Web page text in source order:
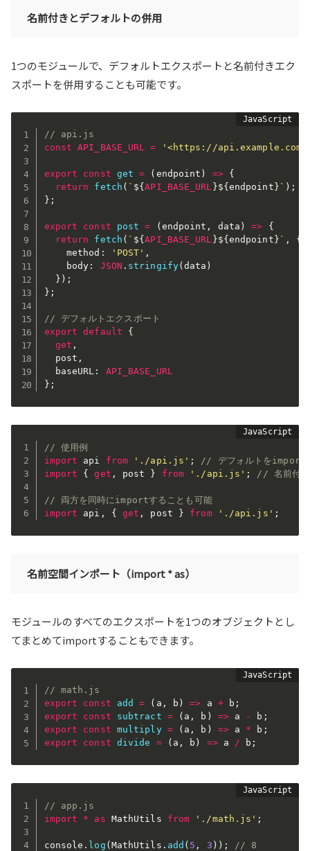
名前付きとデフォルトの併用
1つのモジュールで、デフォルトエクスポートと名前付きエク
スポートを併用することも可能です。
// api.js
const
API_BASE_URL = '<https://
export const get = ( endpoint ) =>
{
return
fetch ( ` ${API_BASE_URL }${ endpoint } ` ) ;
} ;
export const post = ( endpoint , data ) =>
{
return
fetch ( ` ${API_BASE_URL }${ endpoint } ` ,
{
    method
: 'POST' ,
    body
: JSON . stringify(data )
} ) ;
} ;
// デフォルトエクスポート
export
default
{
get ,
  post
,
  baseURL
:
API_BASE_URL
} ;
// 使用例
import api from './api.js' ;
// デフォルトをimport
import
{ get , post } from './api.js' ; // 名前付
// 両方を同時にimportすることも可能
import api , { get , post } from './api.js' ;
名前空間インポート（import * as）
モジュールのすべてのエクスポートを1つのオブジェクトとし
てまとめてimportすることもできます。
// math.js
export
const add = ( a , b ) => a + b ;
export
const subtract = ( a , b ) => a - b ;
export
const multiply = ( a , b ) => a * b ;
export
const divide = ( a , b ) => a / b ;
// app.js
import
* as MathUtils from './math.js' ;
console . log ( MathUtils . add ( 5 , 3 ) ) ;
// 8